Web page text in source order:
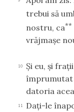
trebui să
nostru, ca**
vrăjmaşe
10
Şi eu, şi
împrumutat
datoria
11
Daţi-le